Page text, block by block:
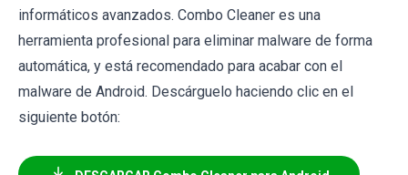
informáticos avanzados. Combo Cleaner es una
herramienta profesional para eliminar malware de forma
automática, y está recomendado para acabar con el
malware de Android. Descárguelo haciendo clic en el
siguiente botón: